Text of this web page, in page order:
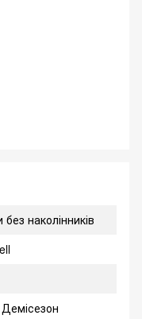
наколінників